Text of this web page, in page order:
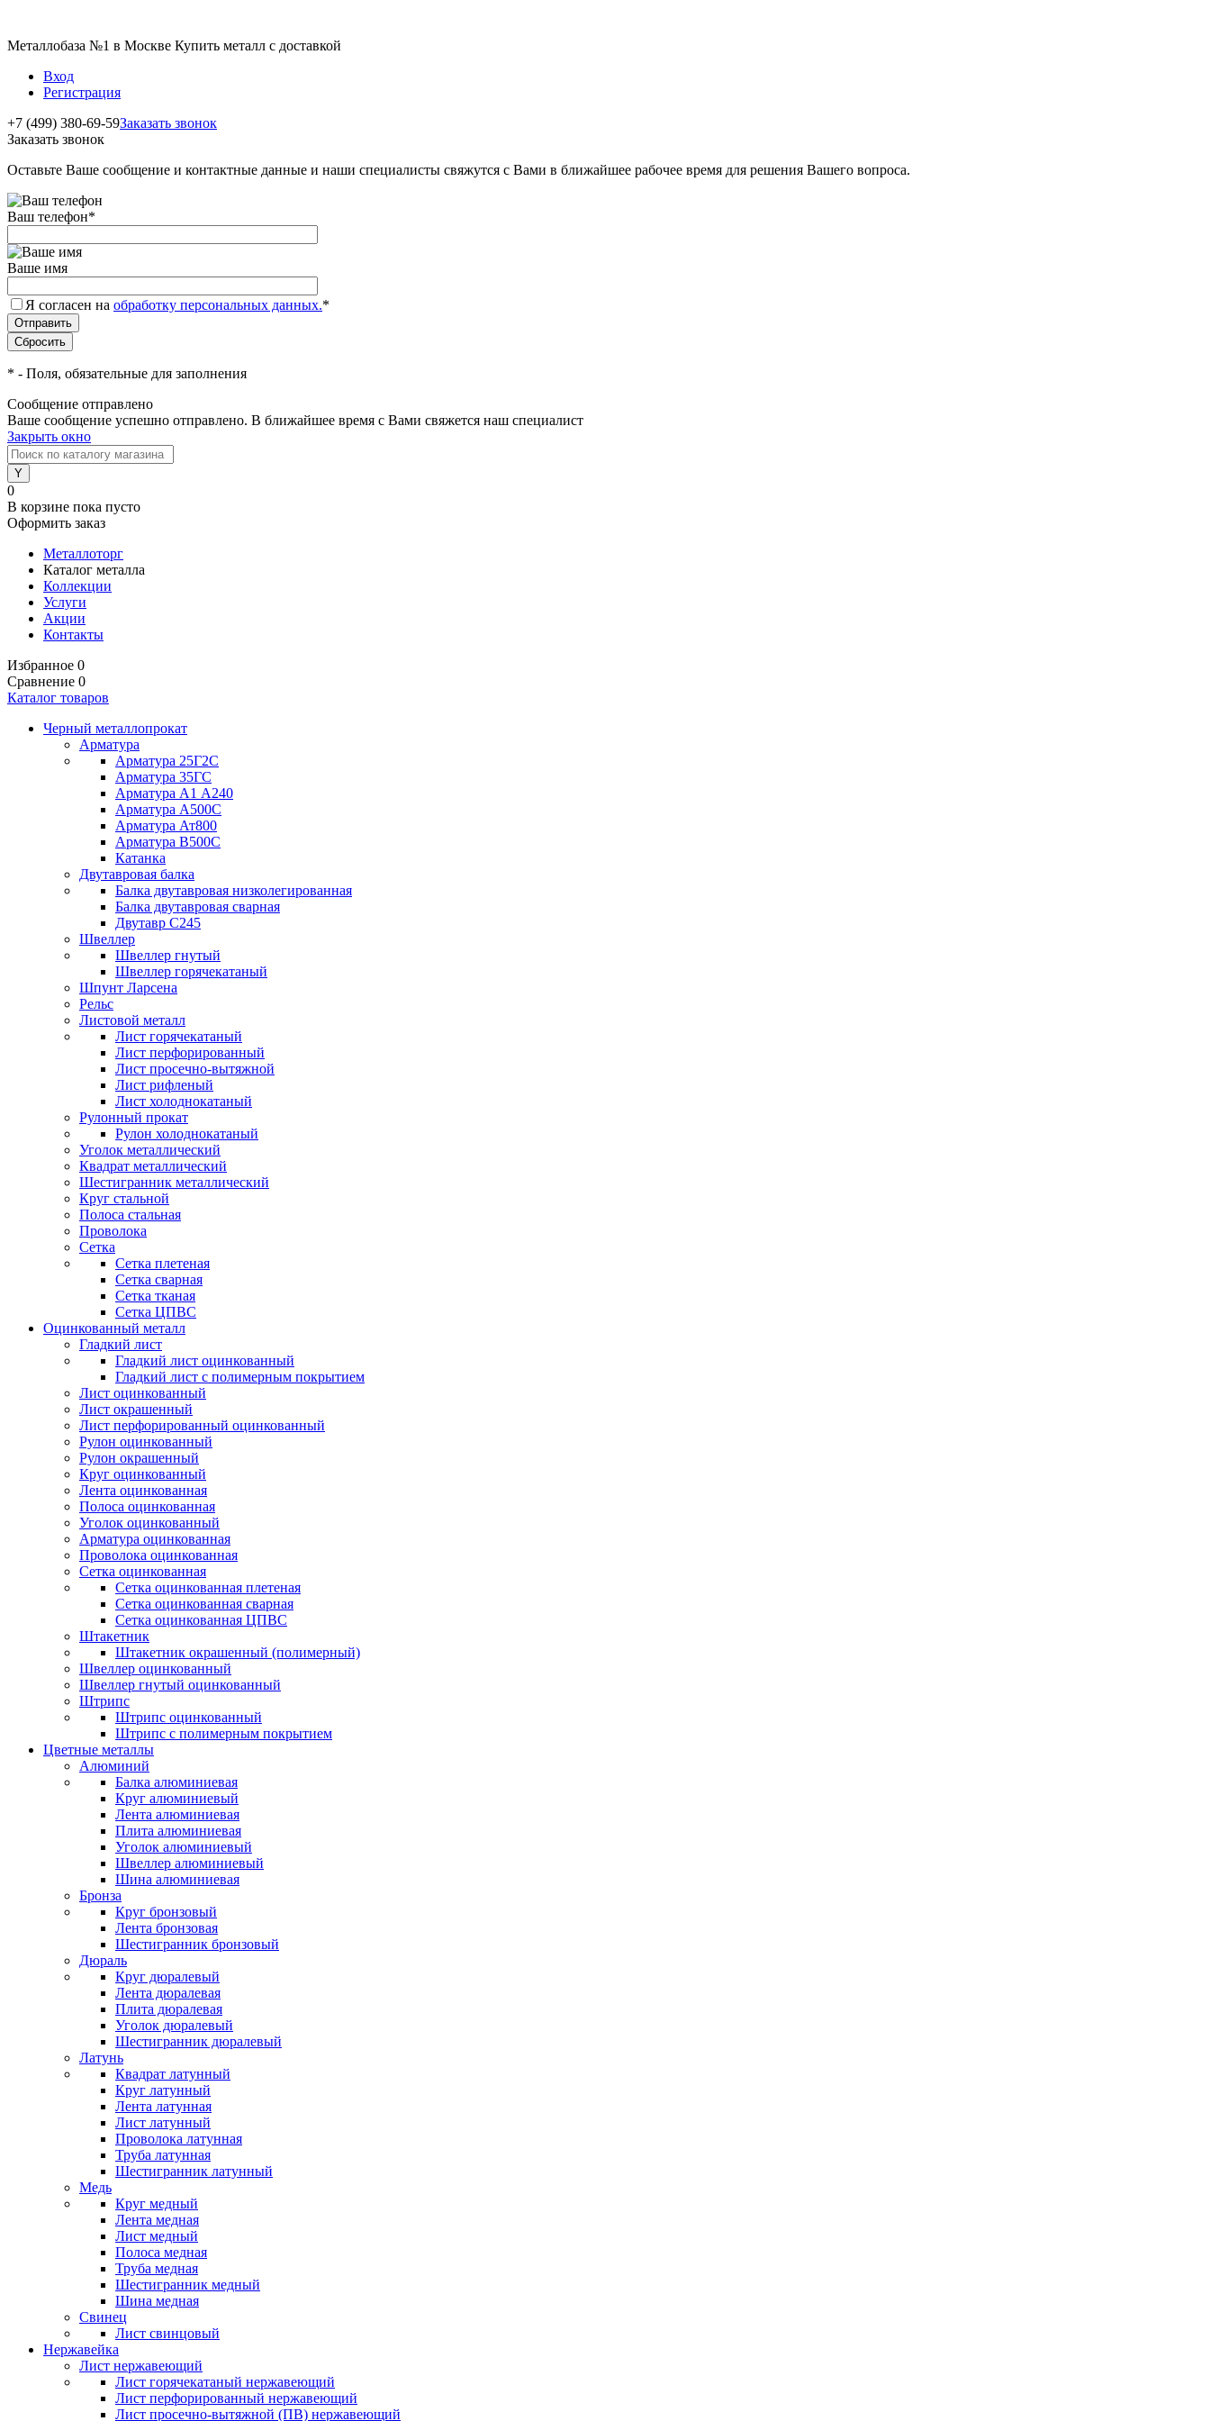
Металлобаза №1 в Москве Купить металл с доставкой
Вход
Регистрация
+7 (499) 380-69-59Заказать звонок
Заказать звонок
Оставьте Ваше сообщение и контактные данные и наши специалисты свяжутся с Вами в ближайшее рабочее время для решения Вашего вопроса.
Ваш телефон*
Ваше имя
Я согласен на обработку персональных данных.*
* - Поля, обязательные для заполнения
Сообщение отправлено
Ваше сообщение успешно отправлено. В ближайшее время с Вами свяжется наш специалист
Закрыть окно
0
В корзине пока пусто
Оформить заказ
Металлоторг
Каталог металла
Коллекции
Услуги
Акции
Контакты
Избранное 0
Сравнение 0
Каталог товаров
Черный металлопрокат
Арматура
Арматура 25Г2С
Арматура 35ГС
Арматура А1 А240
Арматура А500С
Арматура Ат800
Арматура В500С
Катанка
Двутавровая балка
Балка двутавровая низколегированная
Балка двутавровая сварная
Двутавр С245
Швеллер
Швеллер гнутый
Швеллер горячекатаный
Шпунт Ларсена
Рельс
Листовой металл
Лист горячекатаный
Лист перфорированный
Лист просечно-вытяжной
Лист рифленый
Лист холоднокатаный
Рулонный прокат
Рулон холоднокатаный
Уголок металлический
Квадрат металлический
Шестигранник металлический
Круг стальной
Полоса стальная
Проволока
Сетка
Сетка плетеная
Сетка сварная
Сетка тканая
Сетка ЦПВС
Оцинкованный металл
Гладкий лист
Гладкий лист оцинкованный
Гладкий лист с полимерным покрытием
Лист оцинкованный
Лист окрашенный
Лист перфорированный оцинкованный
Рулон оцинкованный
Рулон окрашенный
Круг оцинкованный
Лента оцинкованная
Полоса оцинкованная
Уголок оцинкованный
Арматура оцинкованная
Проволока оцинкованная
Сетка оцинкованная
Сетка оцинкованная плетеная
Сетка оцинкованная сварная
Сетка оцинкованная ЦПВС
Штакетник
Штакетник окрашенный (полимерный)
Швеллер оцинкованный
Швеллер гнутый оцинкованный
Штрипс
Штрипс оцинкованный
Штрипс с полимерным покрытием
Цветные металлы
Алюминий
Балка алюминиевая
Круг алюминиевый
Лента алюминиевая
Плита алюминиевая
Уголок алюминиевый
Швеллер алюминиевый
Шина алюминиевая
Бронза
Круг бронзовый
Лента бронзовая
Шестигранник бронзовый
Дюраль
Круг дюралевый
Лента дюралевая
Плита дюралевая
Уголок дюралевый
Шестигранник дюралевый
Латунь
Квадрат латунный
Круг латунный
Лента латунная
Лист латунный
Проволока латунная
Труба латунная
Шестигранник латунный
Медь
Круг медный
Лента медная
Лист медный
Полоса медная
Труба медная
Шестигранник медный
Шина медная
Свинец
Лист свинцовый
Нержавейка
Лист нержавеющий
Лист горячекатаный нержавеющий
Лист перфорированный нержавеющий
Лист просечно-вытяжной (ПВ) нержавеющий